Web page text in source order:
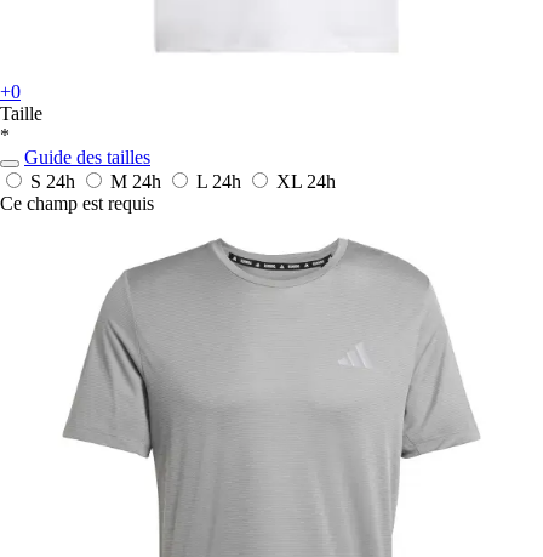
+0
Taille
*
Guide des tailles
S 24h M 24h L 24h XL 24h
Ce champ est requis